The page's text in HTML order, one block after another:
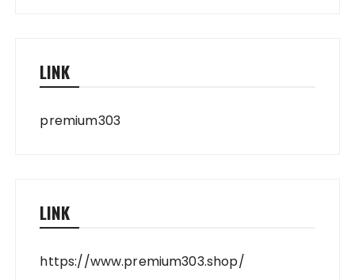
LINK
premium303
LINK
https://www.premium303.shop/